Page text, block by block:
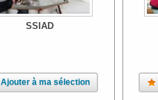
SSIAD
Ajouter à ma sélection